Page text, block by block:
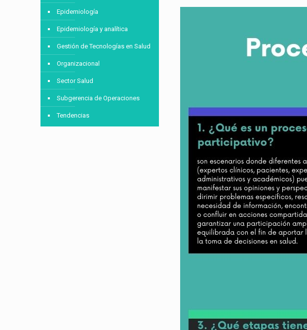
Epidemiología
Epidemiología y analítica
Gestión de Tecnologías en Salud
Organizacional
Sector Salud
Subgerencia de Operaciones
Tendencias